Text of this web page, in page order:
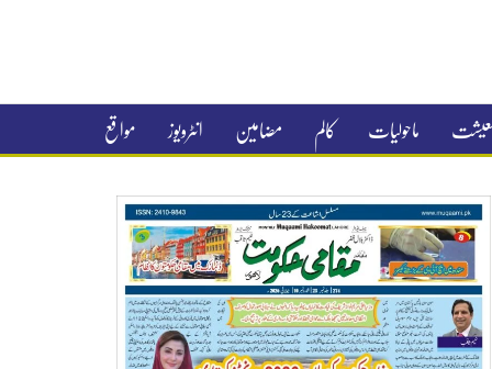
معیشت ماحولیات کالم مضامین انٹرویوز مواقع